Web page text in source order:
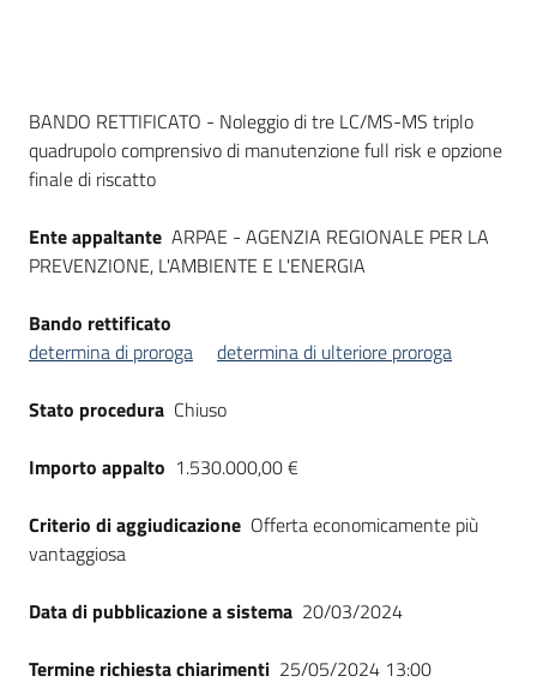
su
Dati del bando
BANDO RETTIFICATO - Noleggio di tre LC/MS-MS triplo
quadrupolo comprensivo di manutenzione full risk e opzione
finale di riscatto
Ente appaltante ARPAE - AGENZIA REGIONALE PER LA
PREVENZIONE, L'AMBIENTE E L'ENERGIA
Bando rettificato
determina di proroga
determina di ulteriore proroga
Stato procedura Chiuso
Importo appalto 1.530.000,00 €
Criterio di aggiudicazione Offerta economicamente più
vantaggiosa
Data di pubblicazione a sistema 20/03/2024
Termine richiesta chiarimenti 25/05/2024 13:00